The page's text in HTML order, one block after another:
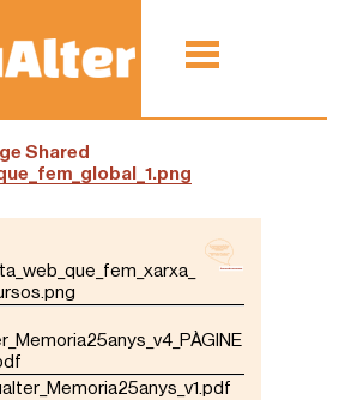
Shared